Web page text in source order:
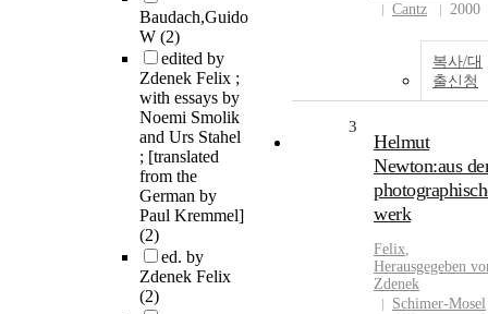
Baudach,Guido
W (2)
edited by
Zdenek Felix ;
with essays by
Noemi Smolik
and Urs Stahel
; [translated
from the
German by
Paul Kremmel]
(2)
ed. by
Zdenek Felix
(2)
Cantz
2000
복사/대
출신청
3
Helmut
Newton:aus
werk
Felix,
Herausgegeben
Zdenek
Schimer-Mosel